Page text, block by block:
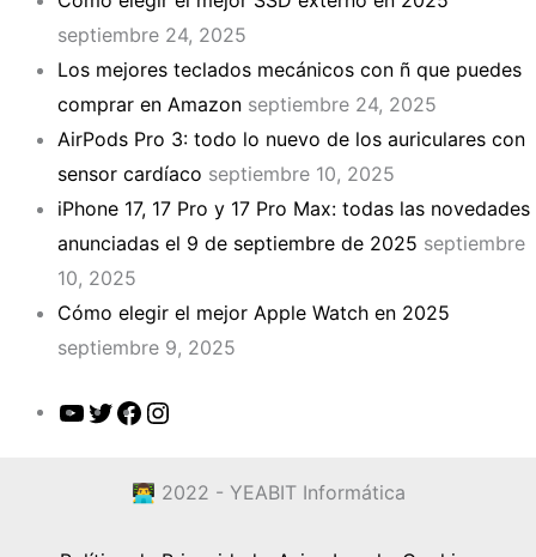
septiembre 24, 2025
Los mejores teclados mecánicos con ñ que puedes
comprar en Amazon septiembre 24, 2025
AirPods Pro 3: todo lo nuevo de los auriculares con
sensor cardíaco septiembre 10, 2025
iPhone 17, 17 Pro y 17 Pro Max: todas las novedades
anunciadas el 9 de septiembre de 2025 septiembre
10, 2025
Cómo elegir el mejor Apple Watch en 2025
septiembre 9, 2025
YouTube
TwitterFacebook
👨‍💻 2022 - YEABIT Informática